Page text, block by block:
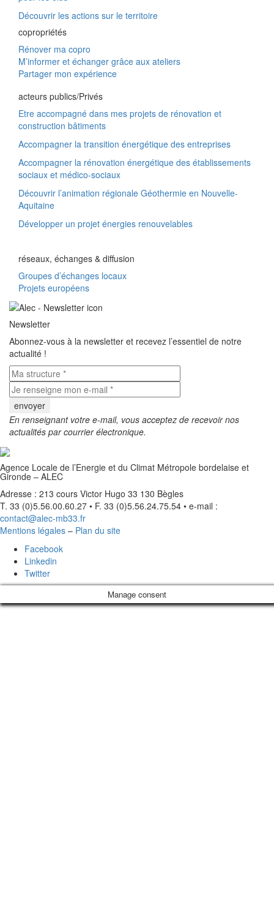
Découvrir les actions sur le territoire
copropriétés
Rénover ma copro
M’informer et échanger grâce aux ateliers
Partager mon expérience
acteurs publics/Privés
Etre accompagné dans mes projets de rénovation et
construction bâtiments
Accompagner la transition énergétique des entreprises
Accompagner la rénovation énergétique des établissements
sociaux et médico-sociaux
Découvrir l’animation régionale Géothermie en Nouvelle-
Aquitaine
Développer un projet énergies renouvelables
réseaux, échanges & diffusion
Groupes d’échanges locaux
Projets européens
Newsletter
Abonnez-vous à la newsletter et recevez l’essentiel de notre
actualité !
En renseignant votre e-mail, vous acceptez de recevoir nos
actualités par courrier électronique.
Agence Locale de l’Energie et du Climat Métropole bordelaise et
Gironde – ALEC
Adresse : 213 cours Victor Hugo 33 130 Bègles
T. 33 (0)5.56.00.60.27 • F. 33 (0)5.56.24.75.54 • e-mail :
contact@alec-mb33.fr
Mentions légales – Plan du site
Facebook
Linkedin
Twitter
Manage consent